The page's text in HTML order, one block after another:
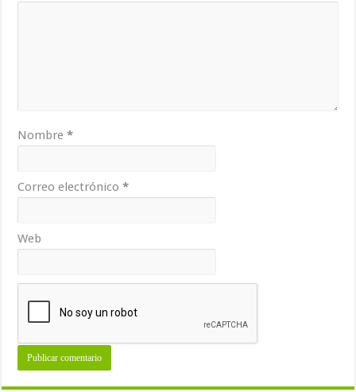
Nombre*
Correo electrónico*
Web